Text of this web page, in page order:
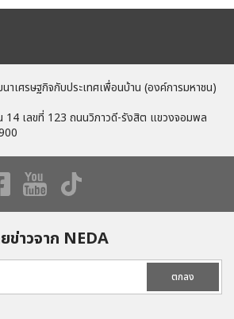
เศรษฐกิจกับประเทศเพื่อนบ้าน (องค์การมหาชน)
14 เลขที่ 123 ถนนวิภาวดี-รังสิต แขวงจอมพล
าวจาก NEDA
ตกลง